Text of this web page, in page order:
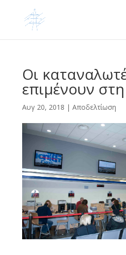
Οι
επιμένουν
Αυγ 20, 2018 | Αποδελτίωση